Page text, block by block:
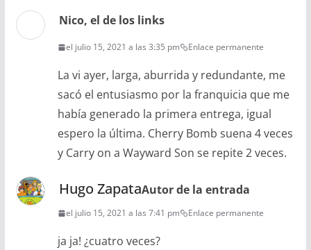
Nico, el de los links
el julio 15, 2021 a las 3:35 pm Enlace permanente
La vi ayer, larga, aburrida y redundante, me
sacó el entusiasmo por la franquicia que me
había generado la primera entrega, igual
espero la última. Cherry Bomb suena 4 veces
y Carry on a Wayward Son se repite 2 veces.
Hugo ZapataAutor de la entrada
el julio 15, 2021 a las 7:41 pm Enlace permanente
ja ja! ¿cuatro veces?